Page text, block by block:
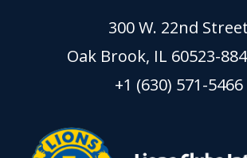
300 W. 22nd Street
Oak Brook, IL 60523-
+1 (630) 571-5466